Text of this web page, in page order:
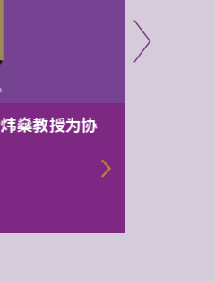
燊教授为协